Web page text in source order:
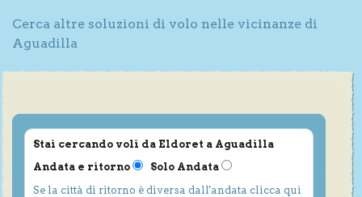
Cerca altre soluzioni di volo nelle vicinanze di
Aguadilla
Stai cercando voli da Eldoret a Aguadilla
Andata e ritorno
Solo Andata
Se la città di ritorno è diversa dall'andata clicca qui